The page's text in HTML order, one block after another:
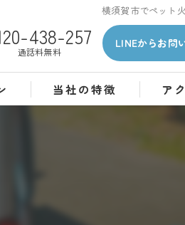
横須賀市でペット
438-257
通話料無料
LINEからお問
当社の特徴
訪問
ア